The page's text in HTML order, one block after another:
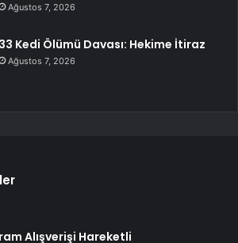
Ağustos 7, 2026
33 Kedi Ölümü Davası: Hekime İtiraz
Ağustos 7, 2026
Alışverişi Hareketli